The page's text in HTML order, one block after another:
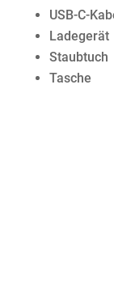
USB-C-
Ladegerät
Staubtuch
Tasche